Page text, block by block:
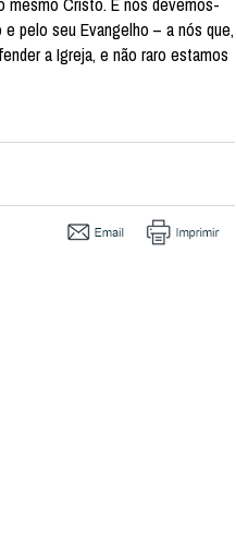
pelo seu Evangelho – a nós que,
a Igreja, e não raro estamos